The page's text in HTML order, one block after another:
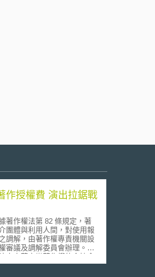
作授權費 演出拉鋸戰
作權法第 82 條規定，著
團體與利用人間，對使用報
調解，由著作權專責機關設
審議及調解委員會辦理。新
人中華音樂著作權仲介協會
）提出網路電視、電影、網